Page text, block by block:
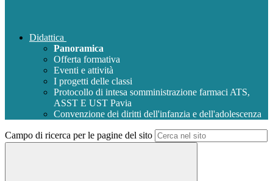
Didattica
Panoramica
Offerta formativa
Eventi e attività
I progetti delle classi
Protocollo di intesa somministrazione farmaci ATS,
ASST E UST Pavia
Convenzione dei diritti dell'infanzia e dell'adolescenza
Campo di ricerca per le pagine del sito